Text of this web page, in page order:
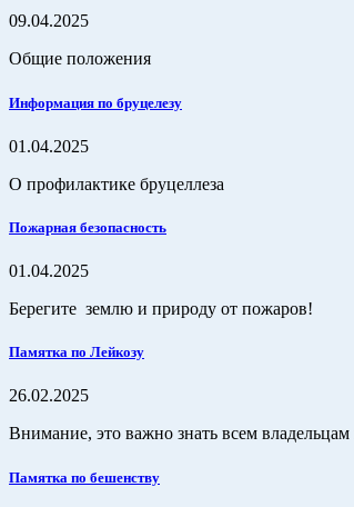
09.04.2025
Общие положения
Информация по бруцелезу
01.04.2025
О профилактике бруцеллеза
Пожарная безопасность
01.04.2025
Берегите землю и природу от пожаров!
Памятка по Лейкозу
26.02.2025
Внимание, это важно знать всем владельцам
Памятка по бешенству